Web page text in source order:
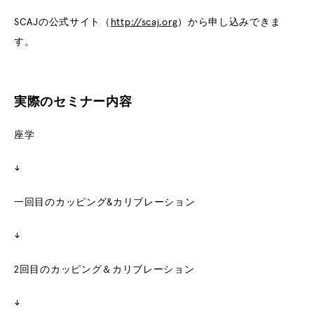
SCAJの公式サイト（ http://scaj.org）から申し込みできま
す。
実際のセミナー内容
座学
↓
一回目のカッピング&カリブレーション
↓
2回目のカッピング＆カリブレーション
↓